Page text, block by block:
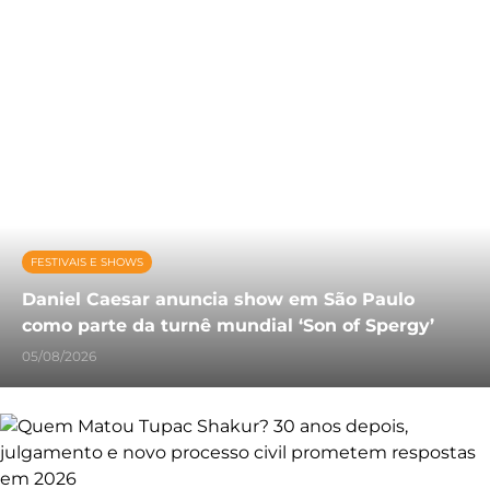
FESTIVAIS E SHOWS
Daniel Caesar anuncia show em São Paulo
como parte da turnê mundial ‘Son of Spergy’
05/08/2026